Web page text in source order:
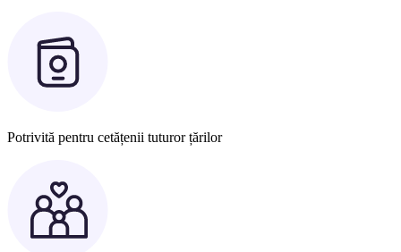
Potrivită pentru cetățenii tuturor țărilor